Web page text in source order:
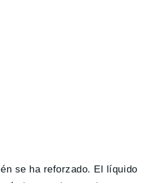
se ha reforzado. El líquido